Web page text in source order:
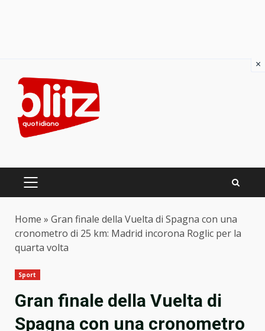
content
PRIMARY
Home » Gran finale della Vuelta di Spagna con una
cronometro di 25 km: Madrid incorona Roglic per la
quarta volta
Sport
Gran finale della Vuelta di
Spagna con una cronometro
×